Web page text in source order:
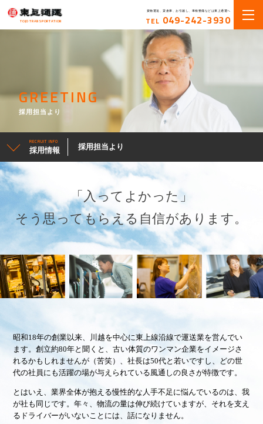
TEL 049-242-3930
貨物運送、貸倉庫、お引越し、車検整備などは東上通運へ
TOJO TRANSPORTATION
採用担当より
スタッフインタビュー：川中 司
スタッフインタビュー：吉岡 秀和
GREETING
採用担当より
RECRUIT INFO
採用情報 採用担当より
「入ってよかった」
そう思ってもらえる自信があります。
昭和18年の創業以来、川越を中心に東上線沿線で運送業を営んでい
ます。創立約80年と聞くと、古い体質のワンマン企業をイメージさ
れるかもしれませんが（苦笑）、社長は50代と若いですし、どの世
代の社員にも活躍の場が与えられている風通しの良さが特徴です。
とはいえ、業界全体が抱える慢性的な人手不足に悩んでいるのは、我
が社も同じです。年々、物流の量は伸び続けていますが、それを支え
るドライバーがいないことには、話になりません。